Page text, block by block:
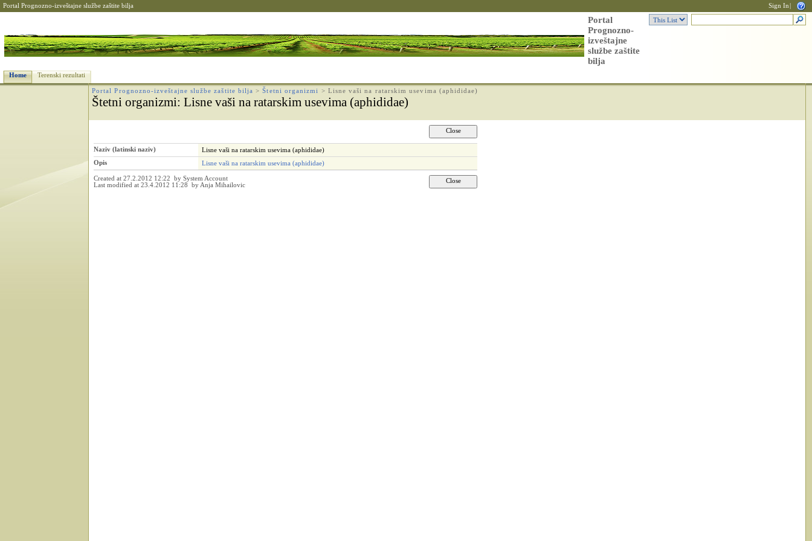
Portal Prognozno-izveštajne službe zaštite bilja Sign In
Portal
Prognozno-
izveštajne
službe zaštite
bilja
Home Terenski rezultati
Portal Prognozno-izveštajne službe zaštite bilja >Štetni organizmi > Lisne vaši na ratarskim usevima (aphididae)
Štetni organizmi: Lisne vaši na ratarskim usevima (aphididae)
Naziv (latinski naziv)
Lisne vaši na ratarskim usevima (aphididae)
Opis
Lisne vaši na ratarskim usevima (aphididae)
Created at 27.2.2012 12:22 by System Account
Last modified at 23.4.2012 11:28 by Anja Mihailovic